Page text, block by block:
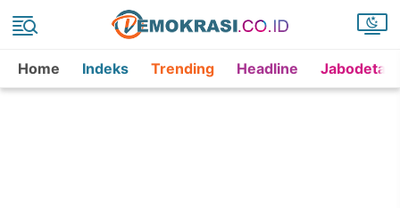
Home Indeks Trending Headline